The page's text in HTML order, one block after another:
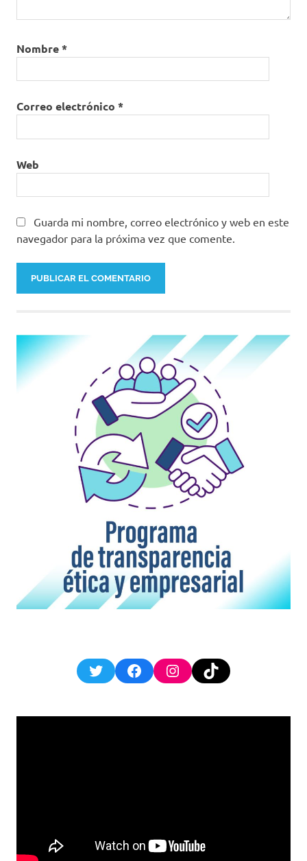
Nombre*
Correo electrónico *
Web
Guarda mi nombre, correo electrónico y web en este
navegador para la próxima vez que comente.
TwitterFacebookInstagram
TikTok